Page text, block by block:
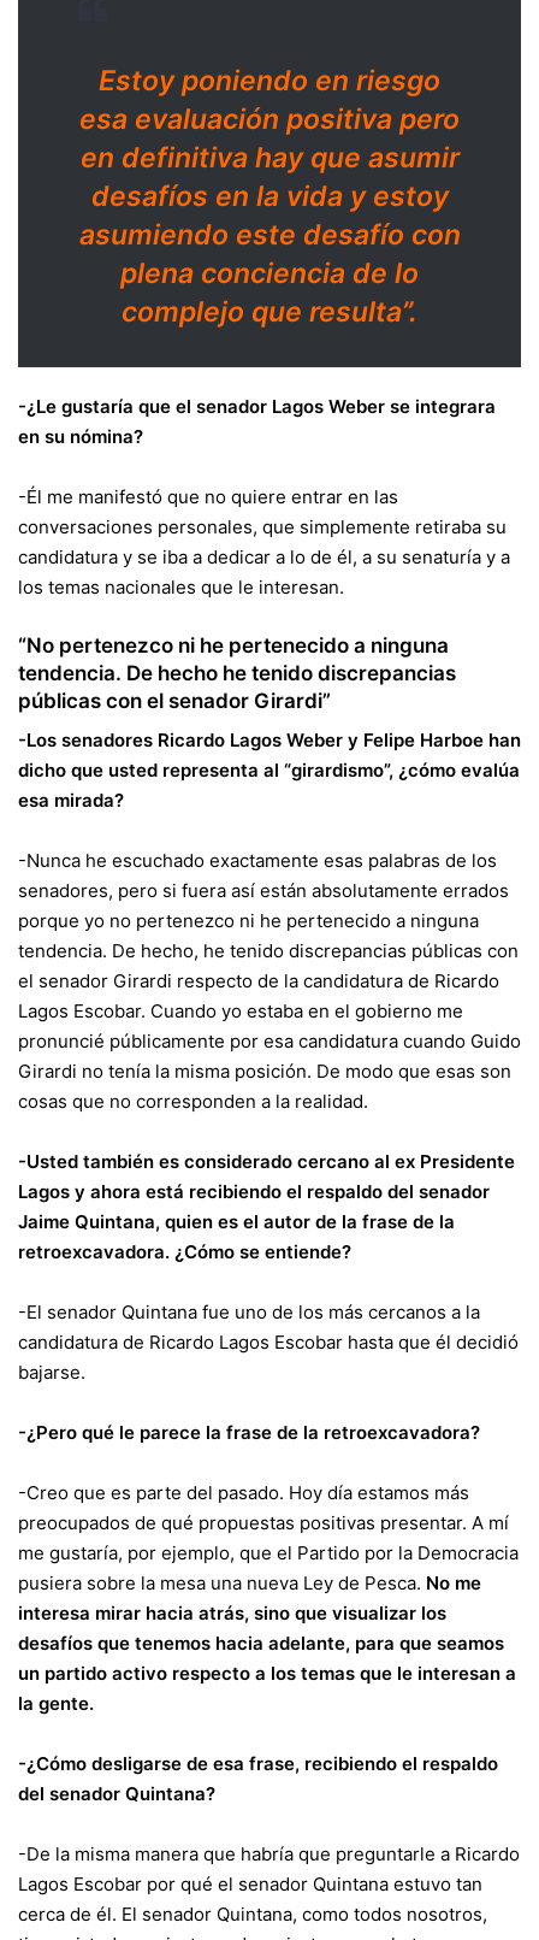
Estoy poniendo en riesgo
esa evaluación positiva pero
en definitiva hay que asumir
desafíos en la vida y estoy
asumiendo este desafío con
plena conciencia de lo
complejo que resulta”.
-¿Le gustaría que el senador Lagos Weber se integrara
en su nómina?
-Él me manifestó que no quiere entrar en las
conversaciones personales, que simplemente retiraba su
candidatura y se iba a dedicar a lo de él, a su senaturía y a
los temas nacionales que le interesan.
“No pertenezco ni he pertenecido a ninguna
tendencia. De hecho he tenido discrepancias
públicas con el senador Girardi”
-Los senadores Ricardo Lagos Weber y Felipe Harboe han
dicho que usted representa al “girardismo”, ¿cómo evalúa
esa mirada?
-Nunca he escuchado exactamente esas palabras de los
senadores, pero si fuera así están absolutamente errados
porque yo no pertenezco ni he pertenecido a ninguna
tendencia. De hecho, he tenido discrepancias públicas con
el senador Girardi respecto de la candidatura de Ricardo
Lagos Escobar. Cuando yo estaba en el gobierno me
pronuncié públicamente por esa candidatura cuando Guido
Girardi no tenía la misma posición. De modo que esas son
cosas que no corresponden a la realidad.
-Usted también es considerado cercano al ex Presidente
Lagos y ahora está recibiendo el respaldo del senador
Jaime Quintana, quien es el autor de la frase de la
retroexcavadora. ¿Cómo se entiende?
-El senador Quintana fue uno de los más cercanos a la
candidatura de Ricardo Lagos Escobar hasta que él decidió
bajarse.
-¿Pero qué le parece la frase de la retroexcavadora?
-Creo que es parte del pasado. Hoy día estamos más
preocupados de qué propuestas positivas presentar. A mí
me gustaría, por ejemplo, que el Partido por la Democracia
pusiera sobre la mesa una nueva Ley de Pesca. No me
interesa mirar hacia atrás, sino que visualizar los
desafíos que tenemos hacia adelante, para que seamos
un partido activo respecto a los temas que le interesan a
la gente.
-¿Cómo desligarse de esa frase, recibiendo el respaldo
del senador Quintana?
-De la misma manera que habría que preguntarle a Ricardo
Lagos Escobar por qué el senador Quintana estuvo tan
cerca de él. El senador Quintana, como todos nosotros,